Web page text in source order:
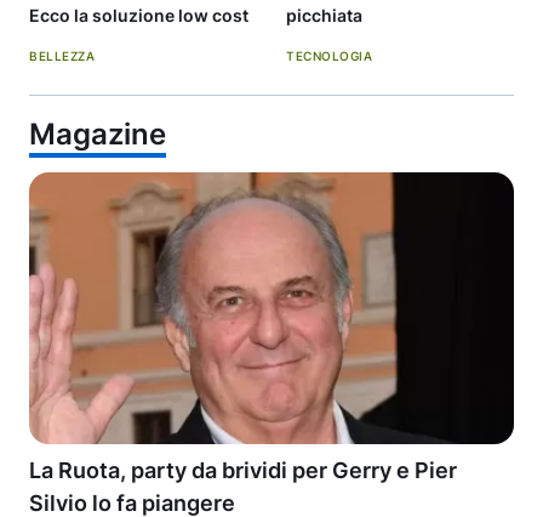
Ecco la soluzione low cost
BELLEZZA
picchiata
TECNOLOGIA
Magazine
La Ruota, party da brividi per Gerry e Pier
Silvio lo fa piangere